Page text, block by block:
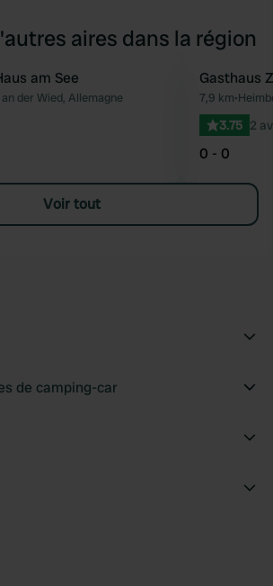
aires dans la région
Préféré
am See
der Wied, Allemagne
Gasthaus
7,9 km•
3.75 2
0 - 0
Voir tout
de camping-car